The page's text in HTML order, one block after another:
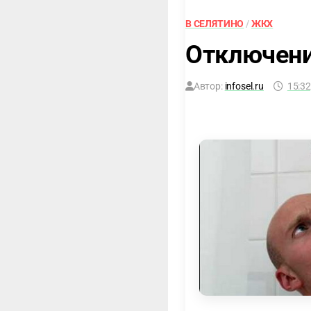
В СЕЛЯТИНО /ЖКХ
Автор: infosel.ru